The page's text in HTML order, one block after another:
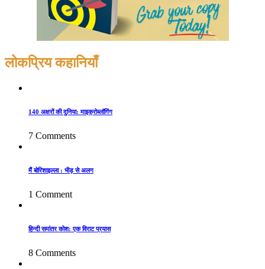
लोकप्रिय कहानियाँ
140 अक्षरों की दुनिया: माइक्रोब्लॉगिंग
7 Comments
मैं बोरिशाइल्ला : भीड़ से अलग
1 Comment
हिन्दी समांतर कोश: एक विराट प्रयास
8 Comments